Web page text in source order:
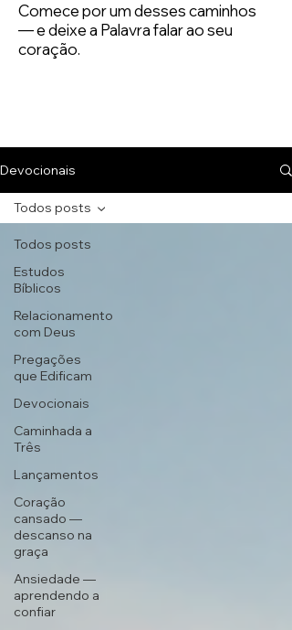
Comece por um desses caminhos
— e deixe a Palavra falar ao seu
coração.
Devocionais
Todos posts
Estudos
Bíblicos
Relacionamento
com Deus
Pregações
que Edificam
Devocionais
Caminhada a
Três
Lançamentos
Coração
cansado —
descanso na
graça
Ansiedade —
aprendendo a
confiar
Todos posts